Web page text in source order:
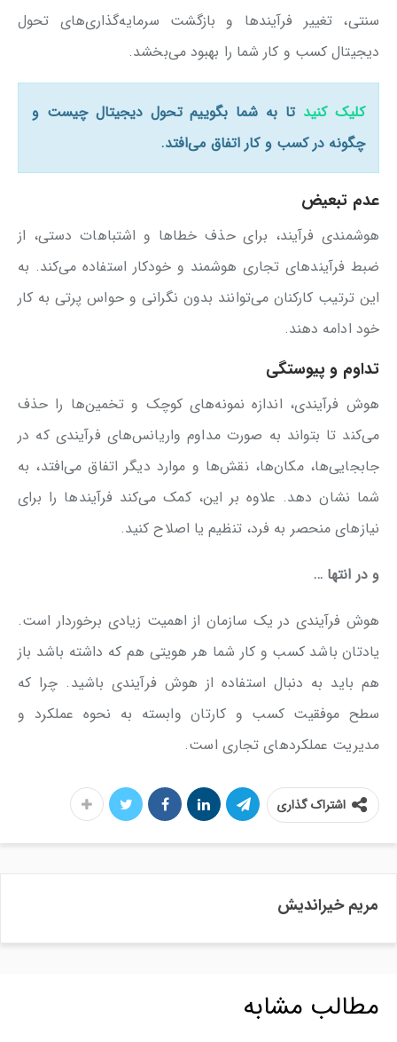
سنتی، تغییر فرآیندها و بازگشت سرمایه‌گذاری‌های تحول
دیجیتال کسب و کار شما را بهبود می‌بخشد.
کلیک کنید تا به شما بگوییم تحول دیجیتال چیست و
چگونه در کسب و کار اتفاق می‌افتد.
عدم تبعیض
هوشمندی فرآیند، برای حذف خطاها و اشتباهات دستی، از
ضبط فرآیندهای تجاری هوشمند و خودکار استفاده می‌کند. به
این ترتیب کارکنان می‌توانند بدون نگرانی و حواس پرتی به کار
خود ادامه دهند.
تداوم و پیوستگی
هوش فرآیندی، اندازه نمونه‌های کوچک و تخمین‌ها را حذف
می‌کند تا بتواند به صورت مداوم واریانس‌های فرآیندی که در
جابجایی‌ها، مکان‌ها، نقش‌ها و موارد دیگر اتفاق می‌افتد، به
شما نشان دهد. علاوه بر این، کمک می‌کند فرآیندها را برای
نیازهای منحصر به فرد، تنظیم یا اصلاح کنید.
و در انتها …
هوش فرآیندی در یک سازمان از اهمیت زیادی برخوردار است.
یادتان باشد کسب و کار شما هر هویتی هم که داشته باشد باز
هم باید به دنبال استفاده از هوش فرآیندی باشید. چرا که
سطح موفقیت کسب و کارتان وابسته به نحوه عملکرد و
مدیریت عملکردهای تجاری است.
اشتراک گذاری
مریم خیراندیش
مطالب مشابه